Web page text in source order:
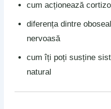
cum acționează
diferența dintre
nervoasă
cum îți poți susține
natural